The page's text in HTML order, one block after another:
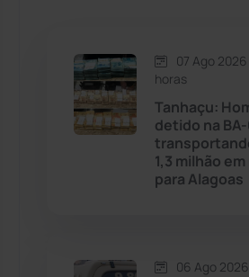
Caetité
Candiba
Cândido Sales
07 Ago
horas
Tanhaçu:
detido na
1,3 milhão em
para Alagoas
06 Ago